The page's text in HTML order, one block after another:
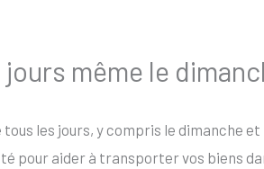
même le
les jours, y compris le dimanche
pour aider à transporter vos biens